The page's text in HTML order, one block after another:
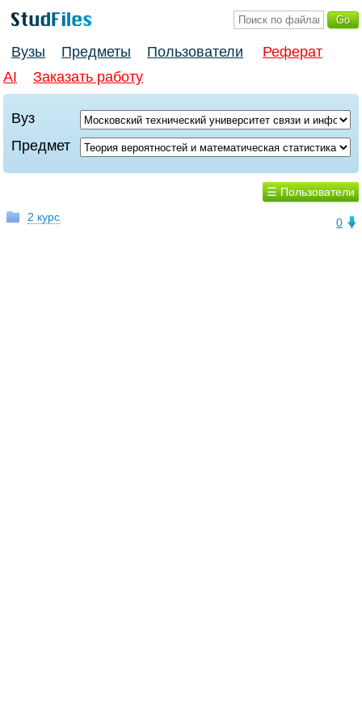
Вузы Предметы Пользователи
Реферат
AI
Заказать работу
Вуз
Предмет
☰ Пользователи
0
2 курс